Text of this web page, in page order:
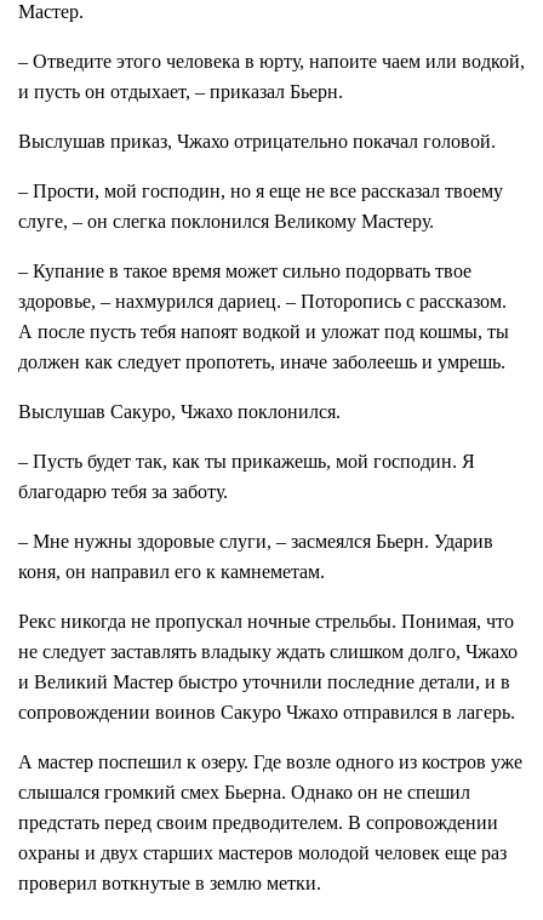
Мастер.
– Отведите этого человека в юрту, напоите чаем или водкой,
и пусть он отдыхает, – приказал Бьерн.
Выслушав приказ, Чжахо отрицательно покачал головой.
– Прости, мой господин, но я еще не все рассказал твоему
слуге, – он слегка поклонился Великому Мастеру.
– Купание в такое время может сильно подорвать твое
здоровье, – нахмурился дариец. – Поторопись с рассказом.
А после пусть тебя напоят водкой и уложат под кошмы, ты
должен как следует пропотеть, иначе заболеешь и умрешь.
Выслушав Сакуро, Чжахо поклонился.
– Пусть будет так, как ты прикажешь, мой господин. Я
благодарю тебя за заботу.
– Мне нужны здоровые слуги, – засмеялся Бьерн. Ударив
коня, он направил его к камнеметам.
Рекс никогда не пропускал ночные стрельбы. Понимая, что
не следует заставлять владыку ждать слишком долго, Чжахо
и Великий Мастер быстро уточнили последние детали, и в
сопровождении воинов Сакуро Чжахо отправился в лагерь.
А мастер поспешил к озеру. Где возле одного из костров уже
слышался громкий смех Бьерна. Однако он не спешил
предстать перед своим предводителем. В сопровождении
охраны и двух старших мастеров молодой человек еще раз
проверил воткнутые в землю метки.